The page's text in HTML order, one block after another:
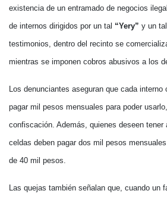
existencia de un entramado de negocios
de internos dirigidos por un tal “Yery” y un tal
testimonios, dentro del recinto se
mientras se imponen cobros abusivos a los
Los denunciantes aseguran que cada interno
pagar mil pesos mensuales para poder
confiscación. Además, quienes deseen tener
celdas deben pagar dos mil pesos
de 40 mil pesos.
Las quejas también señalan que, cuando un